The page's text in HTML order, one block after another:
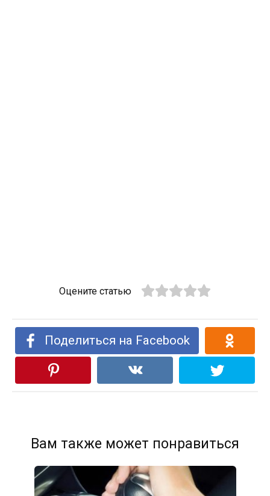
Оцените статью
Поделиться на Facebook
Вам также может понравиться